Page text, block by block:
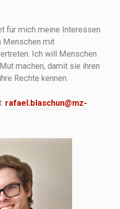
für mich meine Interessen
Menschen mit
Ich will Menschen
machen, damit sie ihren
Rechte kennen.
rafael.blaschun@mz-